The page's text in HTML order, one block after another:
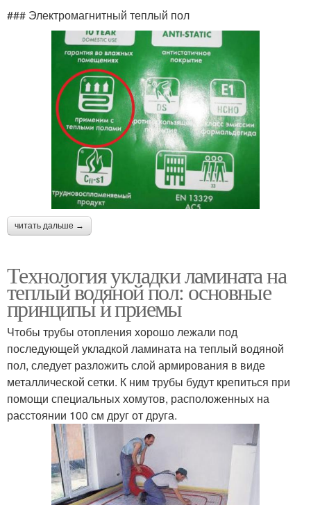
### Электромагнитный теплый пол
читать дальше →
Технология укладки ламината на
теплый водяной пол: основные
принципы и приемы
Чтобы трубы отопления хорошо лежали под
последующей укладкой ламината на теплый водяной
пол, следует разложить слой армирования в виде
металлической сетки. К ним трубы будут крепиться при
помощи специальных хомутов, расположенных на
расстоянии 100 см друг от друга.